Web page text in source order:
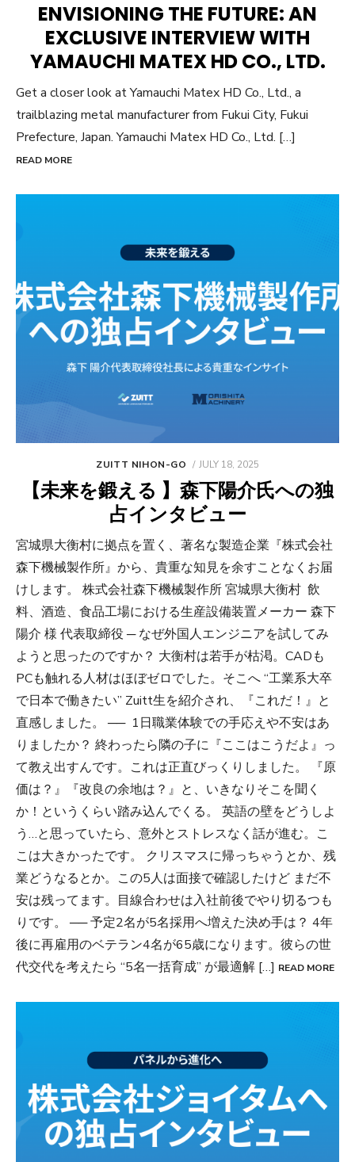
ENVISIONING THE FUTURE: AN
EXCLUSIVE INTERVIEW WITH
YAMAUCHI MATEX HD CO., LTD.
Get a closer look at Yamauchi Matex HD Co., Ltd., a
trailblazing metal manufacturer from Fukui City, Fukui
Prefecture, Japan. Yamauchi Matex HD Co., Ltd. […]
READ MORE
ZUITT NIHON-GO
POSTED
JULY 18, 2025
【未来を鍛える 】森下陽介氏への独
占インタビュー
宮城県大衡村に拠点を置く、著名な製造企業『株式会社
森下機械製作所』から、貴重な知見を余すことなくお届
けします。 株式会社森下機械製作所 宮城県大衡村 飲
料、酒造、食品工場における生産設備装置メーカー 森下
陽介 様 代表取締役 ─ なぜ外国人エンジニアを試してみ
ようと思ったのですか？ 大衡村は若手が枯渇。CADも
PCも触れる人材はほぼゼロでした。そこへ “工業系大卒
で日本で働きたい” Zuitt生を紹介され、『これだ！』と
直感しました。 ── 1日職業体験での手応えや不安はあ
りましたか？ 終わったら隣の子に『ここはこうだよ』っ
て教え出すんです。これは正直びっくりしました。 『原
価は？』『改良の余地は？』と、いきなりそこを聞く
か！というくらい踏み込んでくる。 英語の壁をどうしよ
う…と思っていたら、意外とストレスなく話が進む。こ
こは大きかったです。 クリスマスに帰っちゃうとか、残
業どうなるとか。この5人は面接で確認したけど まだ不
安は残ってます。目線合わせは入社前後でやり切るつも
りです。 ── 予定2名が5名採用へ増えた決め手は？ 4年
後に再雇用のベテラン4名が65歳になります。彼らの世
代交代を考えたら “5名一括育成” が最適解 […] READ MORE